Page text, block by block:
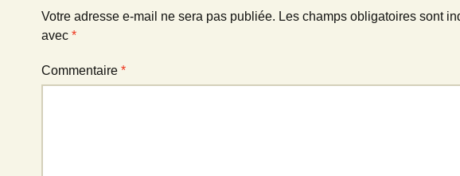
Votre adresse e-mail ne sera pas publiée. Les champs obligatoires sont
avec *
Commentaire *